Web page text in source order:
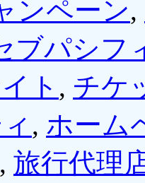
ンペーン,
ブパシフ
ト , チケ
, ホーム
, 旅行代理